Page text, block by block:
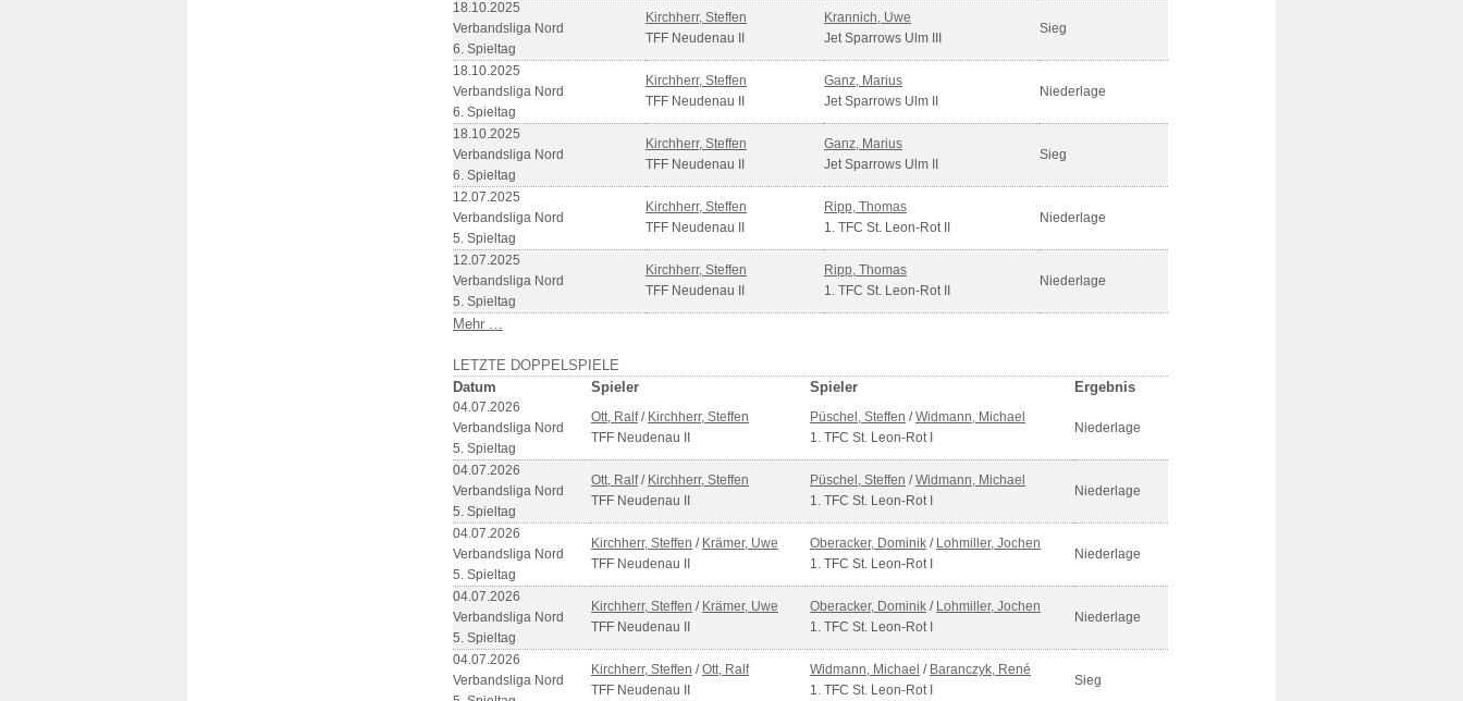
18.10.2025
Verbandsliga Nord
6. Spieltag
Kirchherr, Steffen
TFF Neudenau II
Krannich, Uwe
Jet Sparrows Ulm III
Sieg
18.10.2025
Verbandsliga Nord
6. Spieltag
Kirchherr, Steffen
TFF Neudenau II
Ganz, Marius
Jet Sparrows Ulm II
Niederlage
18.10.2025
Verbandsliga Nord
6. Spieltag
Kirchherr, Steffen
TFF Neudenau II
Ganz, Marius
Jet Sparrows Ulm II
Sieg
12.07.2025
Verbandsliga Nord
5. Spieltag
Kirchherr, Steffen
TFF Neudenau II
Ripp, Thomas
1. TFC St. Leon-Rot II
Niederlage
12.07.2025
Verbandsliga Nord
5. Spieltag
Kirchherr, Steffen
TFF Neudenau II
Ripp, Thomas
1. TFC St. Leon-Rot II
Niederlage
Mehr …
LETZTE DOPPELSPIELE
Datum
Spieler Spieler Ergebnis
04.07.2026
Verbandsliga Nord
5. Spieltag
Ott, Ralf/ Kirchherr, Steffen
TFF Neudenau II
Püschel, Steffen /Widmann, Michael
1. TFC St. Leon-Rot I
Niederlage
04.07.2026
Verbandsliga Nord
5. Spieltag
Ott, Ralf/ Kirchherr, Steffen
TFF Neudenau II
Püschel, Steffen /Widmann, Michael
1. TFC St. Leon-Rot I
Niederlage
04.07.2026
Verbandsliga Nord
5. Spieltag
Kirchherr, Steffen / Krämer, Uwe
TFF Neudenau II
Oberacker, Dominik /
Lohmiller, Jochen
1. TFC St. Leon-Rot I
Niederlage
04.07.2026
Verbandsliga Nord
5. Spieltag
Kirchherr, Steffen / Krämer, Uwe
TFF Neudenau II
Oberacker, Dominik /
Lohmiller, Jochen
1. TFC St. Leon-Rot I
Niederlage
04.07.2026
Verbandsliga Nord
Kirchherr, Steffen /Ott, Ralf
TFF Neudenau II
Widmann, Michael / Baranczyk, René
1. TFC St. Leon-Rot I
Sieg